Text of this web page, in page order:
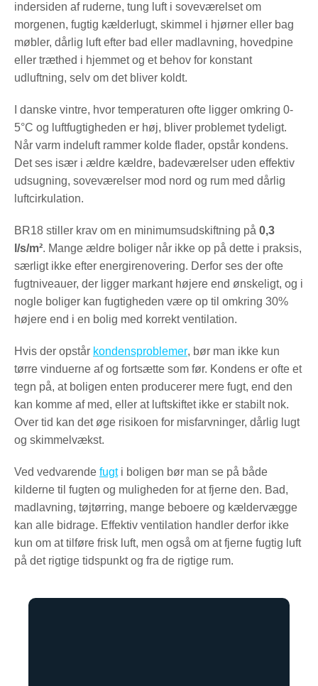
indersiden af ruderne, tung luft i soveværelset om
morgenen, fugtig kælderlugt, skimmel i hjørner eller bag
møbler, dårlig luft efter bad eller madlavning, hovedpine
eller træthed i hjemmet og et behov for konstant
udluftning, selv om det bliver koldt.
I danske vintre, hvor temperaturen ofte ligger omkring 0-
5°C og luftfugtigheden er høj, bliver problemet tydeligt.
Når varm indeluft rammer kolde flader, opstår kondens.
Det ses især i ældre kældre, badeværelser uden effektiv
udsugning, soveværelser mod nord og rum med dårlig
luftcirkulation.
BR18 stiller krav om en minimumsudskiftning på 0,3
l/s/m². Mange ældre boliger når ikke op på dette i praksis,
særligt ikke efter energirenovering. Derfor ses der ofte
fugtniveauer, der ligger markant højere end ønskeligt, og i
nogle boliger kan fugtigheden være op til omkring 30%
højere end i en bolig med korrekt ventilation.
Hvis der opstår kondensproblemer, bør man ikke kun
tørre vinduerne af og fortsætte som før. Kondens er ofte et
tegn på, at boligen enten producerer mere fugt, end den
kan komme af med, eller at luftskiftet ikke er stabilt nok.
Over tid kan det øge risikoen for misfarvninger, dårlig lugt
og skimmelvækst.
Ved vedvarende fugti boligen bør man se på både
kilderne til fugten og muligheden for at fjerne den. Bad,
madlavning, tøjtørring, mange beboere og kældervægge
kan alle bidrage. Effektiv ventilation handler derfor ikke
kun om at tilføre frisk luft, men også om at fjerne fugtig luft
på det rigtige tidspunkt og fra de rigtige rum.